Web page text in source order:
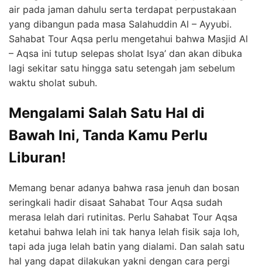
air pada jaman dahulu serta terdapat perpustakaan
yang dibangun pada masa Salahuddin Al – Ayyubi.
Sahabat Tour Aqsa perlu mengetahui bahwa Masjid Al
– Aqsa ini tutup selepas sholat Isya’ dan akan dibuka
lagi sekitar satu hingga satu setengah jam sebelum
waktu sholat subuh.
Mengalami Salah Satu Hal di
Bawah Ini, Tanda Kamu Perlu
Liburan!
Memang benar adanya bahwa rasa jenuh dan bosan
seringkali hadir disaat Sahabat Tour Aqsa sudah
merasa lelah dari rutinitas. Perlu Sahabat Tour Aqsa
ketahui bahwa lelah ini tak hanya lelah fisik saja loh,
tapi ada juga lelah batin yang dialami. Dan salah satu
hal yang dapat dilakukan yakni dengan cara pergi